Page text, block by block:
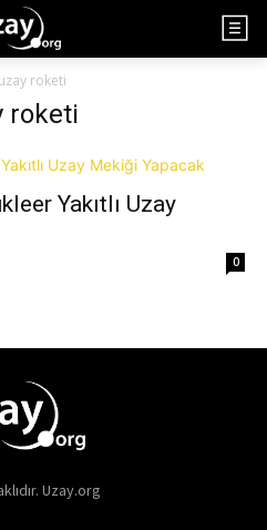
roketi
roketi
Yakıtlı Uzay
0
Uzay.org